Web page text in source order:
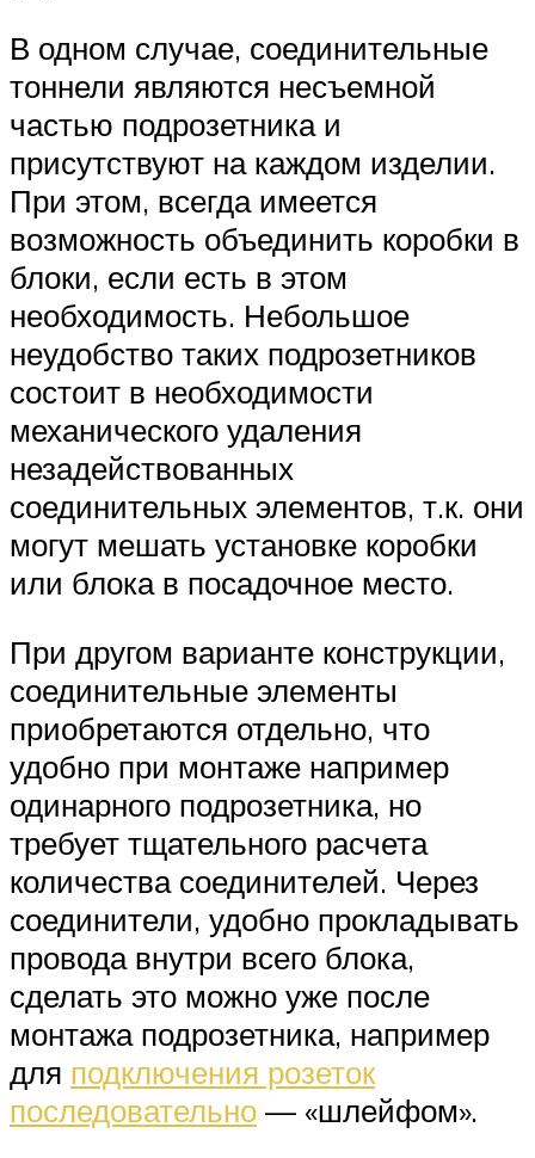
В одном случае, соединительные
тоннели являются несъемной
частью подрозетника и
присутствуют на каждом изделии.
При этом, всегда имеется
возможность объединить коробки в
блоки, если есть в этом
необходимость. Небольшое
неудобство таких подрозетников
состоит в необходимости
механического удаления
незадействованных
соединительных элементов, т.к. они
могут мешать установке коробки
или блока в посадочное место.
При другом варианте конструкции,
соединительные элементы
приобретаются отдельно, что
удобно при монтаже например
одинарного подрозетника, но
требует тщательного расчета
количества соединителей. Через
соединители, удобно прокладывать
провода внутри всего блока,
сделать это можно уже после
монтажа подрозетника, например
для подключения розеток
последовательно — «шлейфом».